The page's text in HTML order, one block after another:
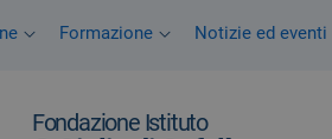
navigazione
Formazione Notizie ed eventi
Fondazione Istituto